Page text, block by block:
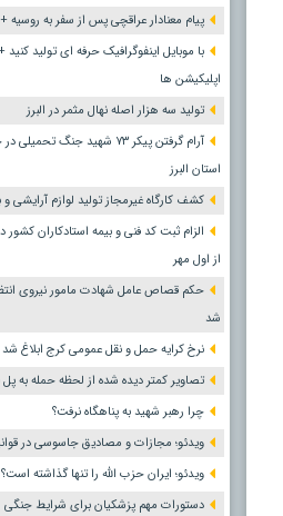
پیام معنادار عراقچی پس از سفر به
با موبایل اینفوگرافیک حرفه ای تولید کنید
اپلیکیشن ها
تولید سه هزار اصله نهال مثمر در البرز
آرام گرفتن پیکر ۷۳ شهید جنگ
استان البرز
کشف کارگاه غیرمجاز تولید لوازم آرایشی
الزام ثبت کد فنی و بیمه استادکاران
از اول مهر
حکم قصاص عامل شهادت مامور نیروی
شد
نرخ کرایه حمل و نقل عمومی کرج ابلاغ شد
تصاویر کمتر دیده شده از لحظه حمله به پل بی ۱
چرا رهبر شهید به پناهگاه نرفت؟
ویدئو؛ مجازات و مصادیق جاسوسی در
ویدئو؛ ایران حزب الله را تنها گذاشته است؟
دستورات مهم پزشکیان برای شرایط جنگی